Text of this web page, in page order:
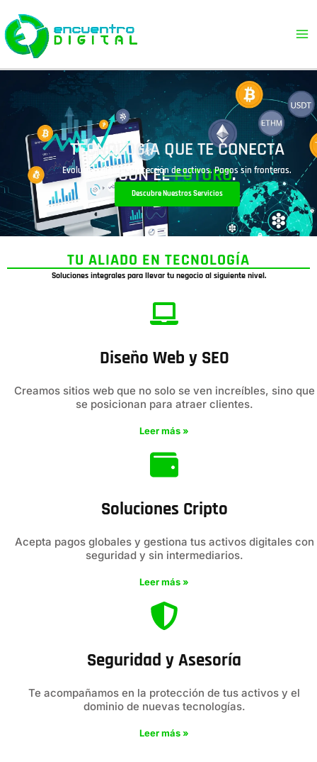
al
contenido
TECNOLOGÍA QUE TE CONECTA
CON ELFUTURO.
Evolución digital. Protección de activos. Pagos sin fronteras.
Descubre Nuestros Servicios
TU ALIADO EN TECNOLOGÍA
Soluciones integrales para llevar tu negocio al siguiente nivel.
Leer más »
Diseño Web y SEO
Soluciones Cripto
Leer más »
Creamos sitios web que no solo se ven increíbles, sino que
se posicionan para atraer clientes.
Acepta pagos globales y gestiona tus activos digitales con
seguridad y sin intermediarios.
Seguridad y Asesoría
Te acompañamos en la protección de tus activos y el
dominio de nuevas tecnologías.
Leer más »